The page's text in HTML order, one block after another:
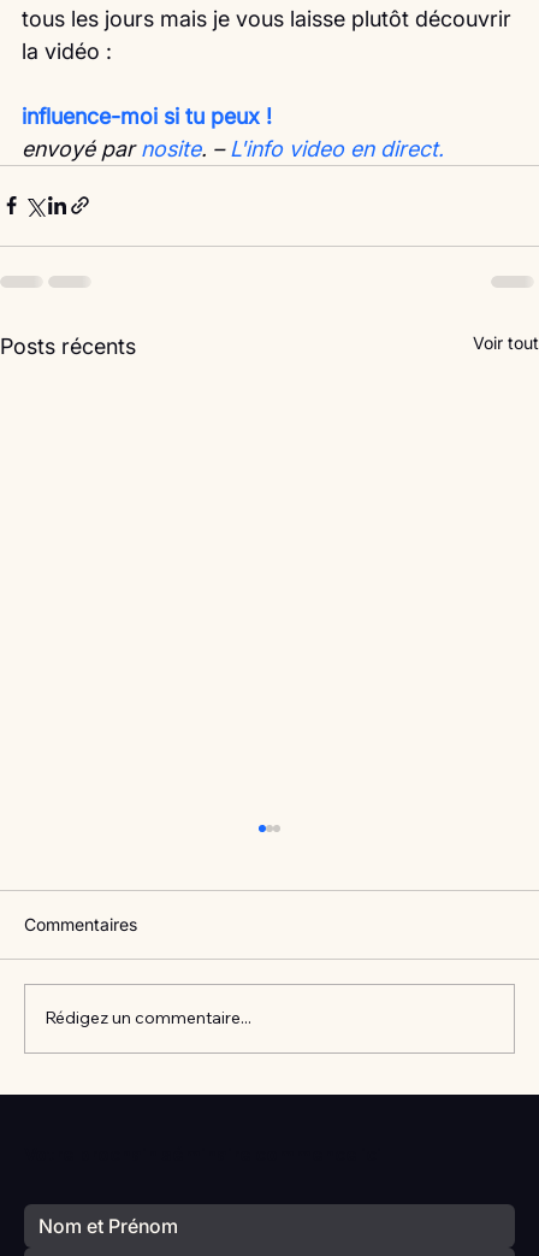
tous les jours mais je vous laisse plutôt découvrir
la vidéo :
influence-moi si tu peux !
envoyé par nosite. – L'info video en direct.
Posts récents Voir tout
Commentaires
Rédigez un commentaire...